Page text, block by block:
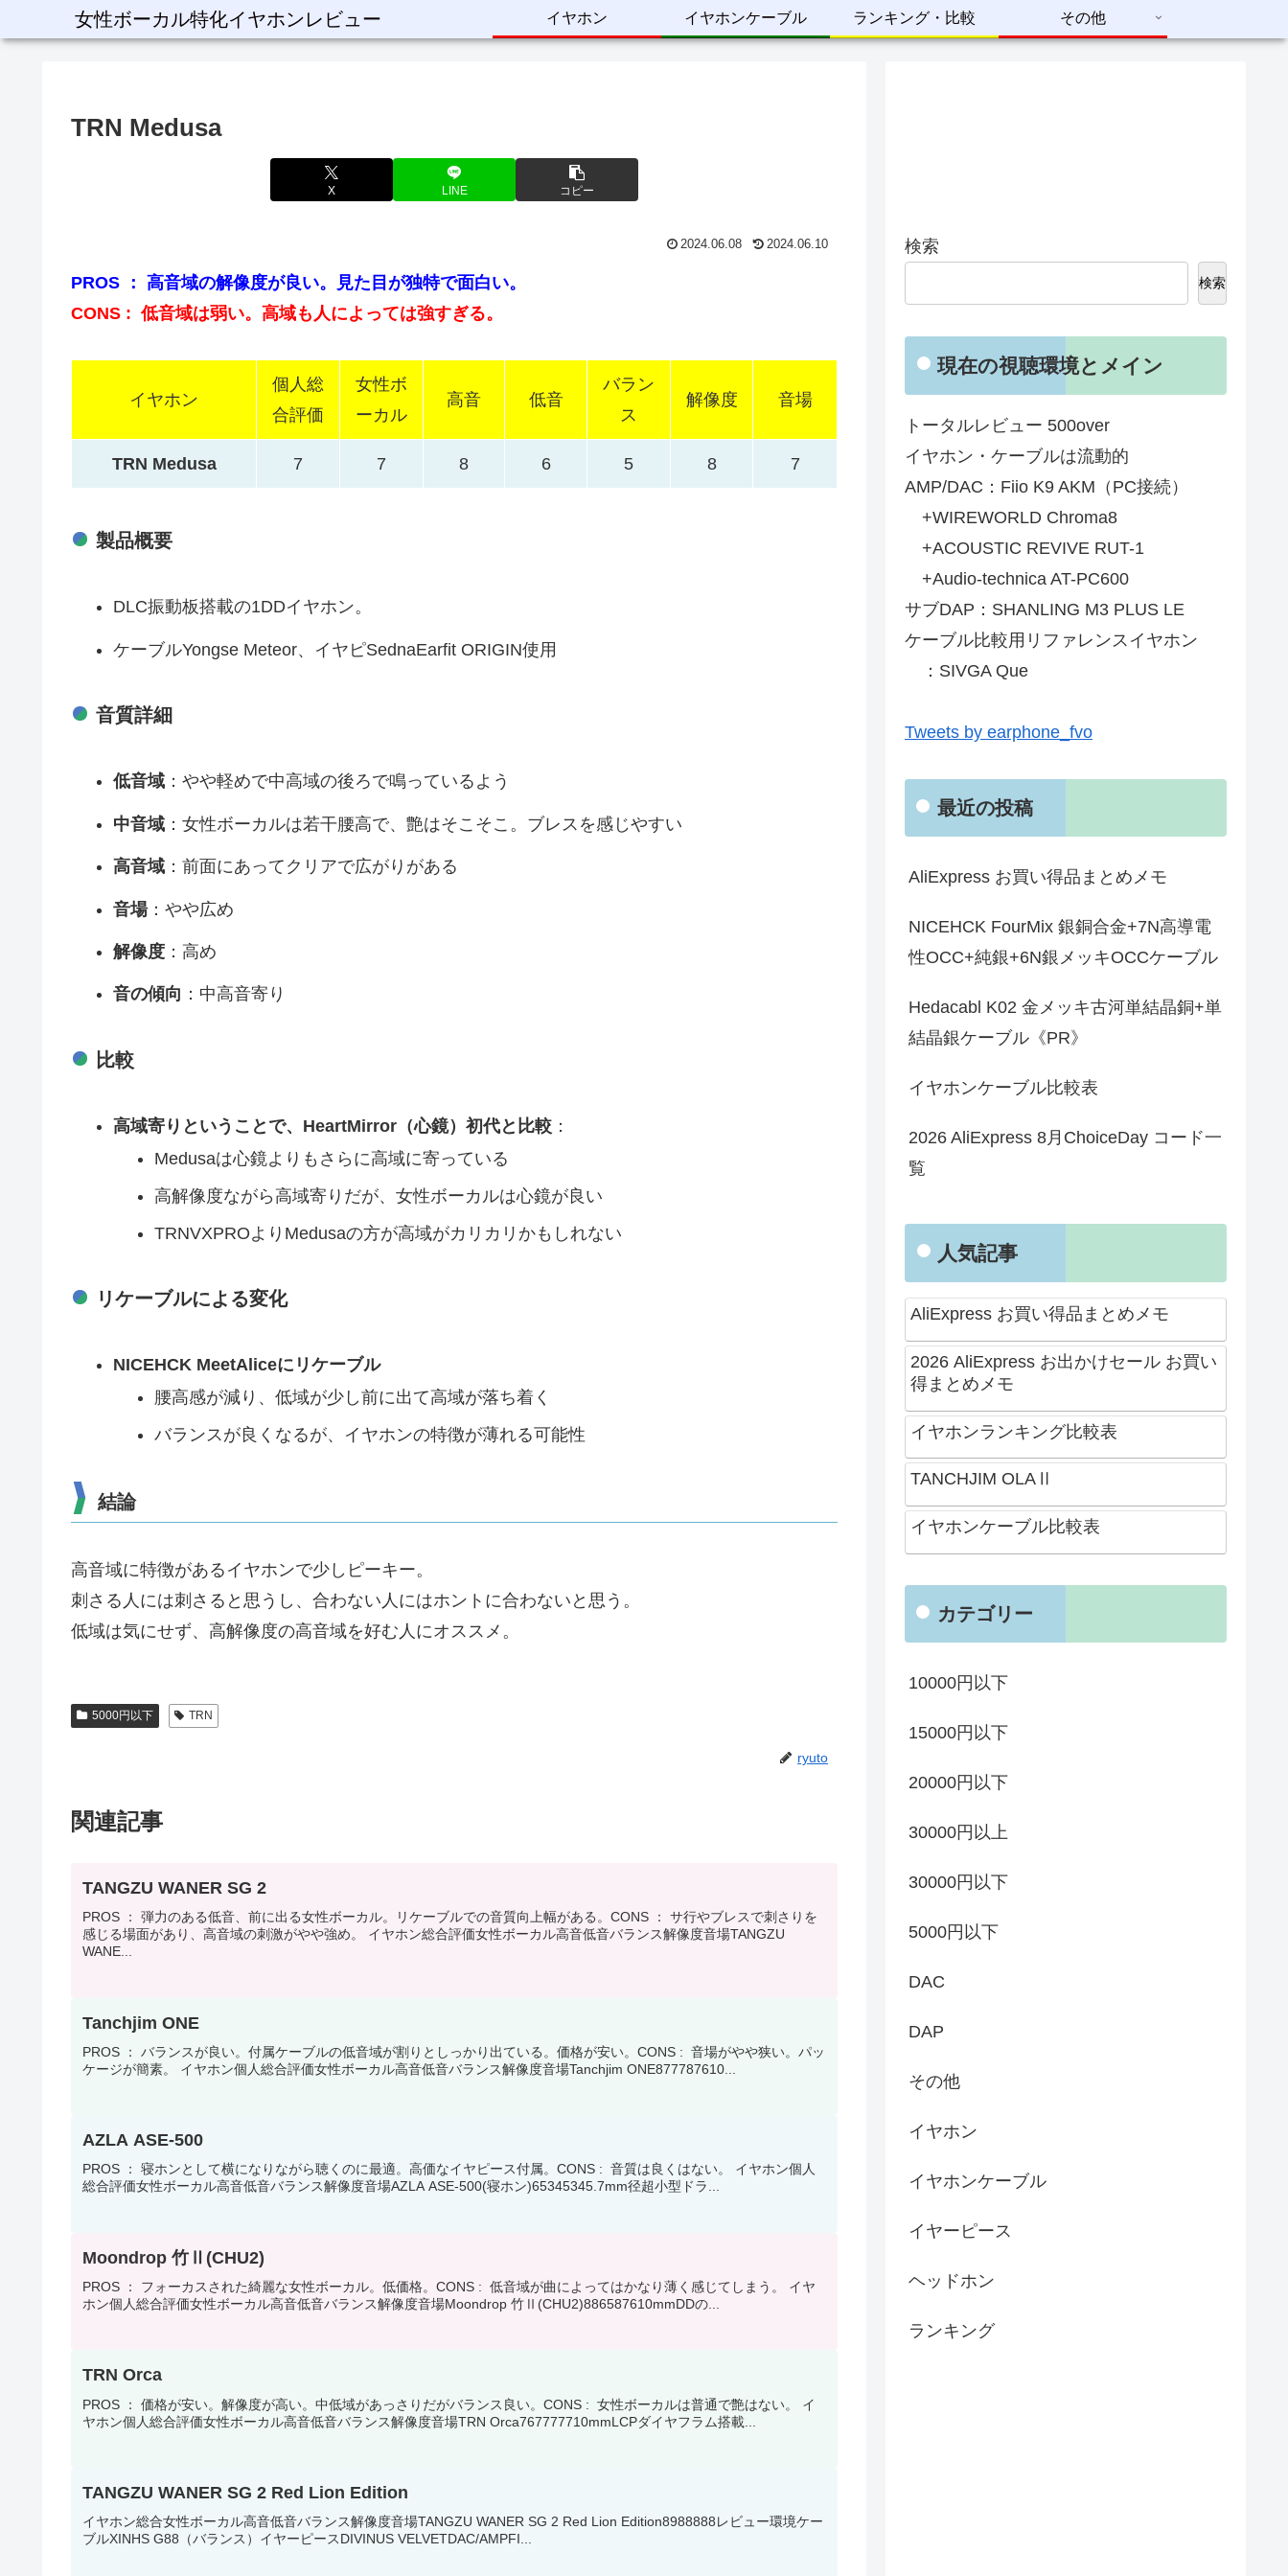
女性ボーカル特化イヤホンレビュー イヤホン イヤホンケーブル ランキング・比較 その他
TRN Medusa
X LINE コピー
2024.06.08 2024.06.10
PROS ： 高音域の解像度が良い。見た目が独特で面白い。
CONS : 低音域は弱い。高域も人によっては強すぎる。
イヤホン
個人総
合評価
女性ボ
ーカル
高音 低音
バラン
ス
解像度 音場
TRN Medusa 7 7 8 6 5 8 7
製品概要
DLC振動板搭載の1DDイヤホン。
ケーブルYongse Meteor、イヤピSednaEarfit ORIGIN使用
音質詳細
低音域：やや軽めで中高域の後ろで鳴っているよう
中音域：女性ボーカルは若干腰高で、艶はそこそこ。ブレスを感じやすい
高音域：前面にあってクリアで広がりがある
音場：やや広め
解像度：高め
音の傾向 ：中高音寄り
比較
高域寄りということで、HeartMirror（心鏡）初代と比較：
Medusaは心鏡よりもさらに高域に寄っている
高解像度ながら高域寄りだが、女性ボーカルは心鏡が良い
TRNVXPROよりMedusaの方が高域がカリカリかもしれない
リケーブルによる変化
NICEHCK MeetAliceにリケーブル
腰高感が減り、低域が少し前に出て高域が落ち着く
バランスが良くなるが、イヤホンの特徴が薄れる可能性
結論
高音域に特徴があるイヤホンで少しピーキー。
刺さる人には刺さると思うし、合わない人にはホントに合わないと思う。
低域は気にせず、高解像度の高音域を好む人にオススメ。
5000円以下 TRN
ryuto
関連記事
TANGZU WANER SG 2
PROS ： 弾力のある低音、前に出る女性ボーカル。リケーブルでの音質向上幅がある。CONS ： サ行やブレスで刺さりを
感じる場面があり、高音域の刺激がやや強め。 イヤホン総合評価女性ボーカル高音低音バランス解像度音場TANGZU
WANE...
Tanchjim ONE
PROS ： バランスが良い。付属ケーブルの低音域が割りとしっかり出ている。価格が安い。CONS : 音場がやや狭い。パッ
ケージが簡素。 イヤホン個人総合評価女性ボーカル高音低音バランス解像度音場Tanchjim ONE877787610...
AZLA ASE-500
PROS ： 寝ホンとして横になりながら聴くのに最適。高価なイヤピース付属。CONS : 音質は良くはない。 イヤホン個人
総合評価女性ボーカル高音低音バランス解像度音場AZLA ASE-500(寝ホン)65345345.7mm径超小型ドラ...
Moondrop 竹Ⅱ(CHU2)
PROS ： フォーカスされた綺麗な女性ボーカル。低価格。CONS : 低音域が曲によってはかなり薄く感じてしまう。 イヤ
ホン個人総合評価女性ボーカル高音低音バランス解像度音場Moondrop 竹Ⅱ(CHU2)886587610mmDDの...
TRN Orca
PROS ： 価格が安い。解像度が高い。中低域があっさりだがバランス良い。CONS : 女性ボーカルは普通で艶はない。 イ
ヤホン個人総合評価女性ボーカル高音低音バランス解像度音場TRN Orca767777710mmLCPダイヤフラム搭載...
TANGZU WANER SG 2 Red Lion Edition
イヤホン総合女性ボーカル高音低音バランス解像度音場TANGZU WANER SG 2 Red Lion Edition8988888レビュー環境ケー
ブルXINHS G88（バランス）イヤーピースDIVINUS VELVETDAC/AMPFI...
検索
検索
現在の視聴環境とメイン
トータルレビュー 500over
イヤホン・ケーブルは流動的
AMP/DAC：Fiio K9 AKM（PC接続）
+WIREWORLD Chroma8
+ACOUSTIC REVIVE RUT-1
+Audio-technica AT-PC600
サブDAP：SHANLING M3 PLUS LE
ケーブル比較用リファレンスイヤホン
：SIVGA Que
Tweets by earphone_fvo
最近の投稿
AliExpress お買い得品まとめメモ
NICEHCK FourMix 銀銅合金+7N高導電
性OCC+純銀+6N銀メッキOCCケーブル
Hedacabl K02 金メッキ古河単結晶銅+単
結晶銀ケーブル《PR》
イヤホンケーブル比較表
2026 AliExpress 8月ChoiceDay コード一
覧
人気記事
AliExpress お買い得品まとめメモ
2026 AliExpress お出かけセール お買い
得まとめメモ
イヤホンランキング比較表
TANCHJIM OLAⅡ
イヤホンケーブル比較表
カテゴリー
10000円以下
15000円以下
20000円以下
30000円以上
30000円以下
5000円以下
DAC
DAP
その他
イヤホン
イヤホンケーブル
イヤーピース
ヘッドホン
ランキング